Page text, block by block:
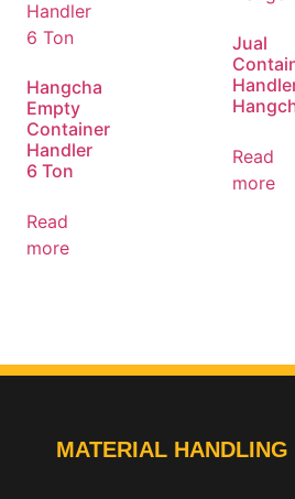
Hangcha
Empty
Container
Handler
6 Ton
Read
more
Jual
Read
more
MATERIAL HANDLING